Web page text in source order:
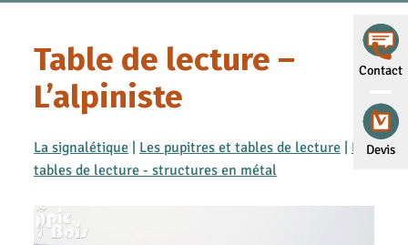
Contact
Devis
Table de lecture –
L’alpiniste
La signalétique| Les pupitres et tables de lecture| Les
tables de lecture - structures en métal